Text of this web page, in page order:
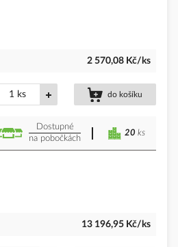
2 570,08 Kč/ks
ks do košíku
Dostupné
na pobočkách
20 ks
13 196,95 Kč/ks